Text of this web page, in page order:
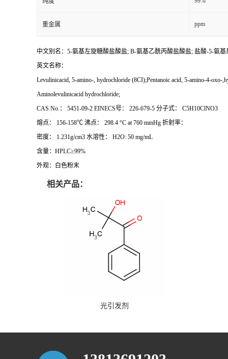
重金属 ppm
中文别名：5-氨基左旋糖酸盐酸盐; Β-氨基乙酰丙酸盐酸盐; 盐酸-5-氨
英文名称：
Levulinicacid, 5-amino-, hydrochloride (8CI);Pentanoic acid, 5-amino-4-
Aminolevulinicacid hydrochloride;
CAS No.： 5451-09-2 EINECS号： 226-679-5 分子式： C5H10ClNO3
熔点： 156-158℃ 沸点： 298.4 °C at 760 mmHg 折射率：
密度： 1.231g/cm3 水溶性： H2O: 50 mg/mL
含量：HPLC≥99%
外观：白色粉末
相关产品：
光引发剂